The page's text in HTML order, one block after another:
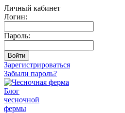
Личный кабинет
Логин:
Пароль:
Зарегистрироваться
Забыли пароль?
Блог
чесночной
фермы